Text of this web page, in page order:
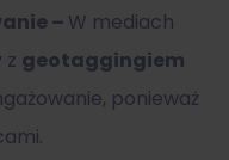
– W mediach
z geotaggingiem
ponieważ